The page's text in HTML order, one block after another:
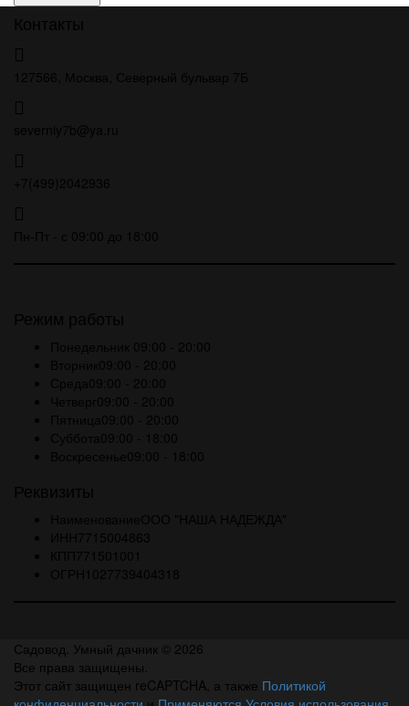
Садовод. Умный дачник © 2026
Все права защищены.
Этот сайт защищен reCAPTCHA, а также Политикой